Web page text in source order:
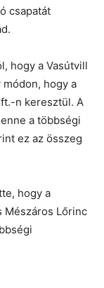
csapatát
hogy a Vasútvill
hogy a
n keresztül. A
a többségi
ez az összeg
hogy a
Mészáros Lőrinc